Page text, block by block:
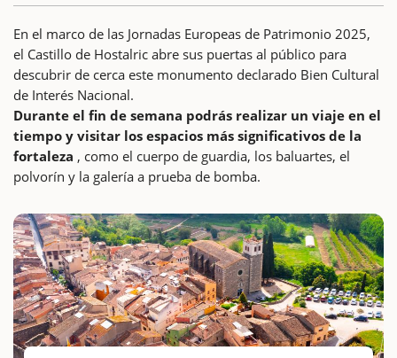
En el marco de las Jornadas Europeas de Patrimonio 2025,
el Castillo de Hostalric abre sus puertas al público para
descubrir de cerca este monumento declarado Bien Cultural
de Interés Nacional.
Durante el fin de semana podrás realizar un viaje en el
tiempo y visitar los espacios más significativos de la
fortaleza , como el cuerpo de guardia, los baluartes, el
polvorín y la galería a prueba de bomba.